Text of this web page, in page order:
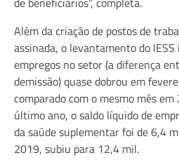
Além da criação de postos de
assinada, o levantamento do
empregos no setor (a diferença
demissão) quase dobrou em
comparado com o mesmo mês
último ano, o saldo líquido de
da saúde suplementar foi de 6,4
2019, subiu para 12,4 mil.